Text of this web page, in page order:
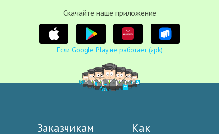
Cкачайте наше приложение
Если Google Play не работает (apk)
Заказчикам
Как